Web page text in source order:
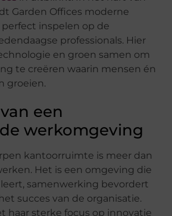
Garden Offices moderne
inspelen op de
professionals. Hier
en groen samen om
te creëren waarin mensen én
groeien.
een
werkomgeving
kantoorruimte is meer dan
Het is een omgeving die
samenwerking bevordert
succes van de organisatie.
haar sterke focus op innovatie